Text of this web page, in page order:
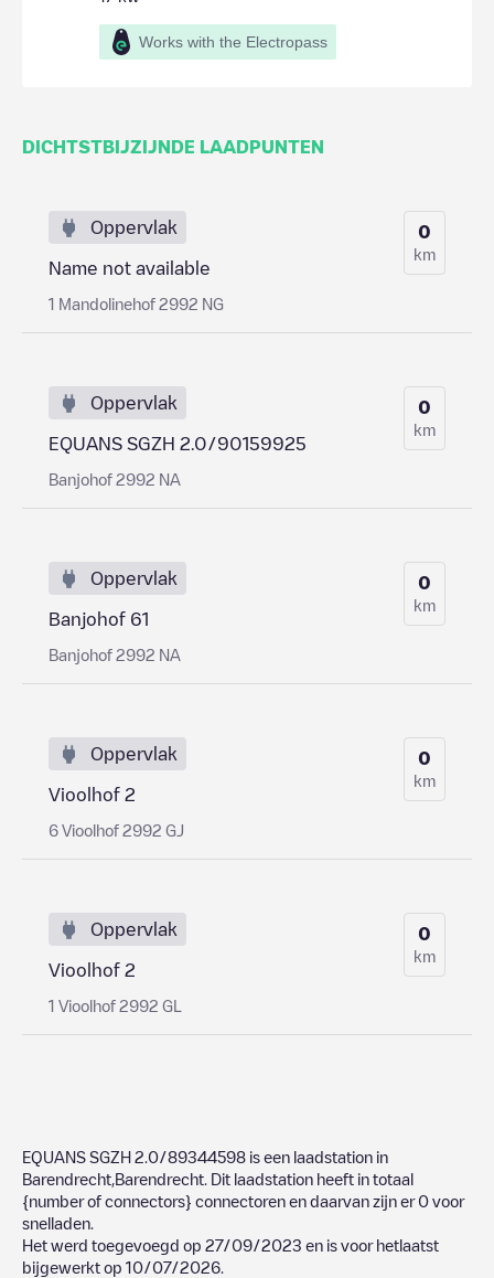
Works with the Electropass
DICHTSTBIJZIJNDE LAADPUNTEN
Oppervlak
Name not available
1 Mandolinehof 2992 NG
0
km
Oppervlak
EQUANS SGZH 2.0/90159925
Banjohof 2992 NA
0
km
Oppervlak
Banjohof 61
Banjohof 2992 NA
0
km
Oppervlak
Vioolhof 2
6 Vioolhof 2992 GJ
0
km
Oppervlak
Vioolhof 2
1 Vioolhof 2992 GL
0
km
EQUANS SGZH 2.0/89344598 is een laadstation in
Barendrecht Barendrecht . Dit laadstation heeft in totaal
{number of connectors} connectoren en daarvan zijn er 0 voor
snelladen.
Het werd toegevoegd op 27/09/2023 en is voor hetlaatst
bijgewerkt op 10/07/2026